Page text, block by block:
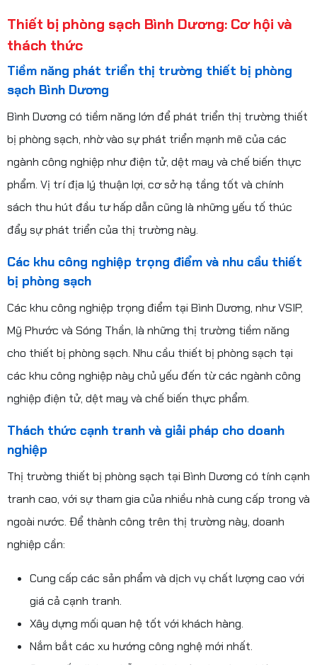
Thiết bị phòng sạch Bình Dương: Cơ hội và
thách thức
Tiềm năng phát triển thị trường thiết bị phòng
sạch Bình Dương
Bình Dương có tiềm năng lớn để phát triển thị trường thiết
bị phòng sạch, nhờ vào sự phát triển mạnh mẽ của các
ngành công nghiệp như điện tử, dệt may và chế biến thực
phẩm. Vị trí địa lý thuận lợi, cơ sở hạ tầng tốt và chính
sách thu hút đầu tư hấp dẫn cũng là những yếu tố thúc
đẩy sự phát triển của thị trường này.
Các khu công nghiệp trọng điểm và nhu cầu thiết
bị phòng sạch
Các khu công nghiệp trọng điểm tại Bình Dương, như VSIP,
Mỹ Phước và Sóng Thần, là những thị trường tiềm năng
cho thiết bị phòng sạch. Nhu cầu thiết bị phòng sạch tại
các khu công nghiệp này chủ yếu đến từ các ngành công
nghiệp điện tử, dệt may và chế biến thực phẩm.
Thách thức cạnh tranh và giải pháp cho doanh
nghiệp
Thị trường thiết bị phòng sạch tại Bình Dương có tính cạnh
tranh cao, với sự tham gia của nhiều nhà cung cấp trong và
ngoài nước. Để thành công trên thị trường này, doanh
nghiệp cần:
Cung cấp các sản phẩm và dịch vụ chất lượng cao với
giá cả cạnh tranh.
Xây dựng mối quan hệ tốt với khách hàng.
Nắm bắt các xu hướng công nghệ mới nhất.